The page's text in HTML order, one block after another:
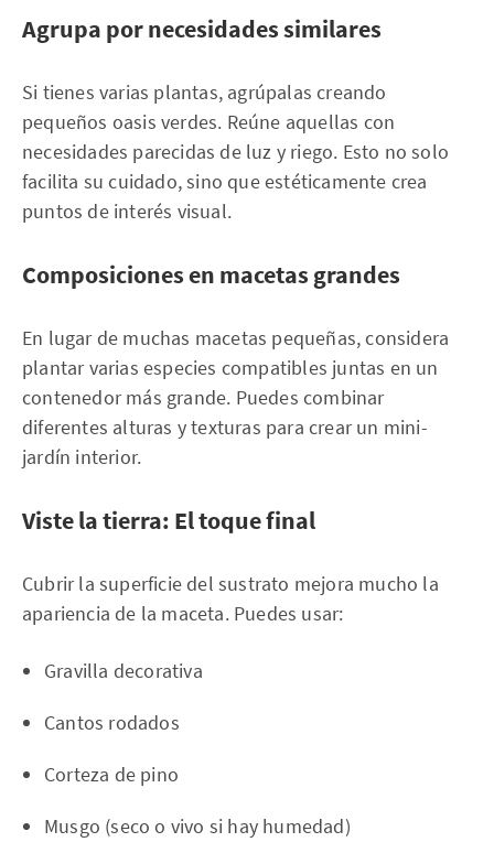
Agrupa por necesidades similares
Si tienes varias plantas, agrúpalas creando
pequeños oasis verdes. Reúne aquellas con
necesidades parecidas de luz y riego. Esto no solo
facilita su cuidado, sino que estéticamente crea
puntos de interés visual.
Composiciones en macetas grandes
En lugar de muchas macetas pequeñas, considera
plantar varias especies compatibles juntas en un
contenedor más grande. Puedes combinar
diferentes alturas y texturas para crear un mini-
jardín interior.
Viste la tierra: El toque final
Cubrir la superficie del sustrato mejora mucho la
apariencia de la maceta. Puedes usar:
Gravilla decorativa
Cantos rodados
Corteza de pino
Musgo (seco o vivo si hay humedad)